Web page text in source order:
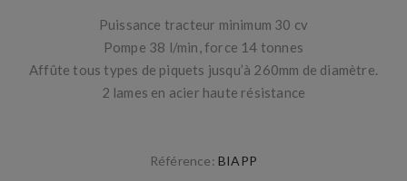
Puissance tracteur minimum 30 cv
Pompe 38 l/min, force 14 tonnes
Affûte tous types de piquets jusqu’à 260mm de diamètre.
2 lames en acier haute résistance
Référence: BIAPP